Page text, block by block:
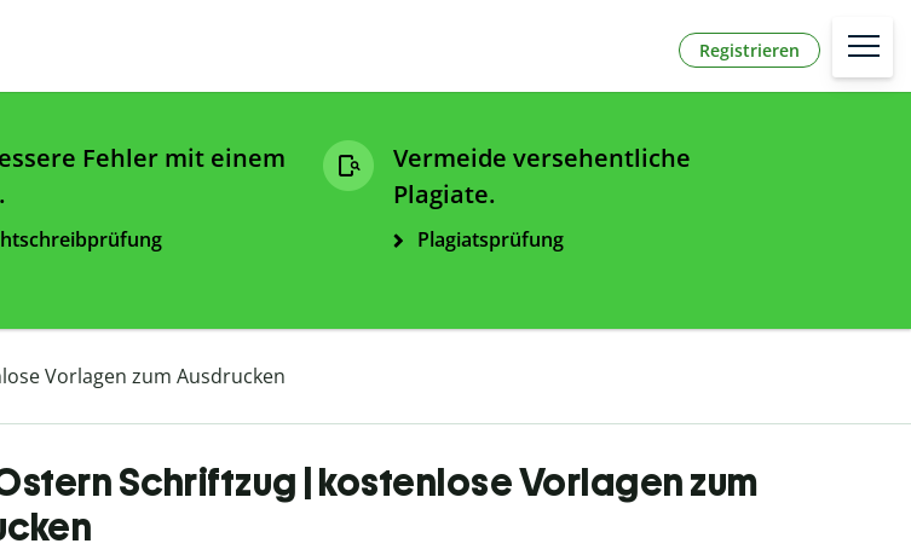
Registrieren
Fehler mit einem
Vermeide versehentliche
Plagiate.
Plagiatsprüfung
Vorlagen zum Ausdrucken
Schriftzug | kostenlose Vorlagen zum